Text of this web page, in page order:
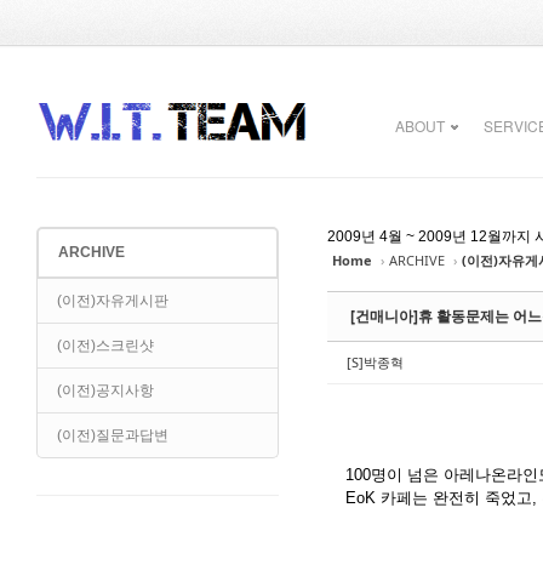
ABOUT
ARCHIVE
(이전)자유게시판
(이전)스크린샷
(이전)공지사항
(이전)질문과답변
2009년 4월 ~ 2009년 12월까지
Home › ARCHIVE › (이전)자유게
[건매니아]휴 활동문제는 어
[S]박종혁
100명이 넘은 아레나온라
EoK 카페는 완전히 죽었고
Sketchbook5, 스케치북5
Sketchbook5, 스케치북5
Sketchbook5, 스케치북5
Sketchbook5, 스케치북5